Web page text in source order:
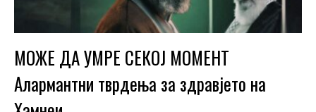
МОЖЕ ДА УМРЕ СЕКОЈ МОМЕНТ
Алармантни тврдења за здравјето на